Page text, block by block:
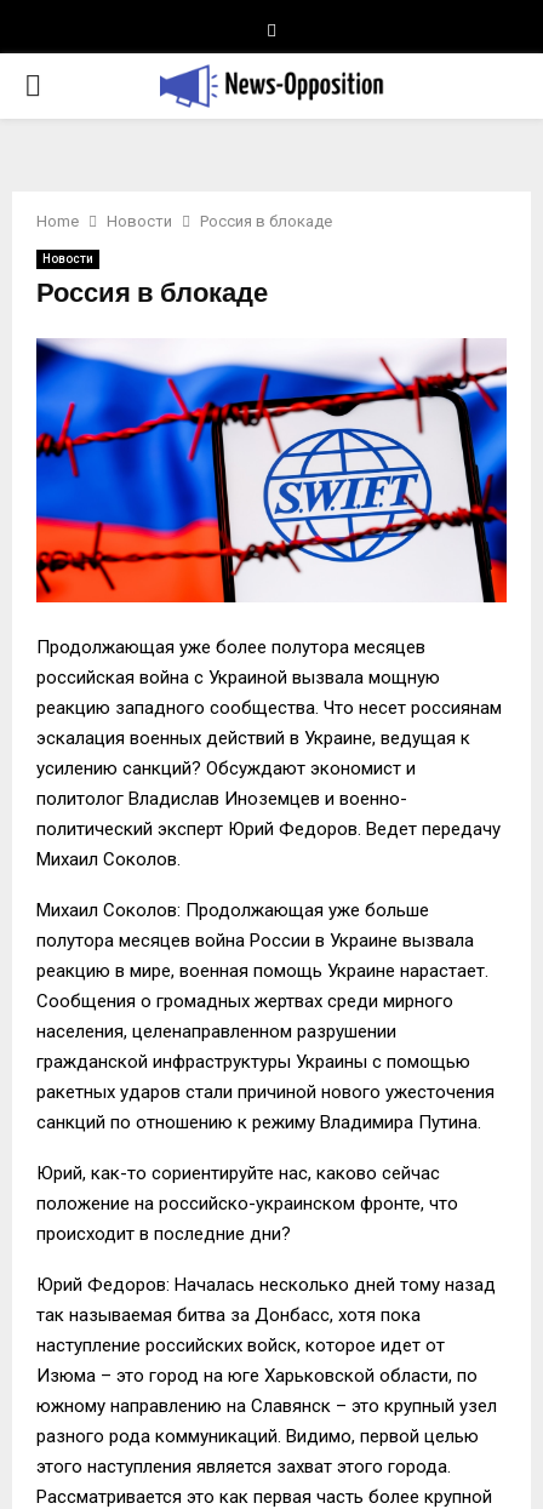
PRIMARY
Home Новости Россия в блокаде
Новости
Россия в блокаде
Продолжающая уже более полутора месяцев
российская война с Украиной вызвала мощную
реакцию западного сообщества. Что несет россиянам
эскалация военных действий в Украине, ведущая к
усилению санкций? Обсуждают экономист и
политолог Владислав Иноземцев и военно-
политический эксперт Юрий Федоров. Ведет передачу
Михаил Соколов.
Михаил Соколов: Продолжающая уже больше
полутора месяцев война России в Украине вызвала
реакцию в мире, военная помощь Украине нарастает.
Сообщения о громадных жертвах среди мирного
населения, целенаправленном разрушении
гражданской инфраструктуры Украины с помощью
ракетных ударов стали причиной нового ужесточения
санкций по отношению к режиму Владимира Путина.
Юрий, как-то сориентируйте нас, каково сейчас
положение на российско-украинском фронте, что
происходит в последние дни?
Юрий Федоров: Началась несколько дней тому назад
так называемая битва за Донбасс, хотя пока
наступление российских войск, которое идет от
Изюма – это город на юге Харьковской области, по
южному направлению на Славянск – это крупный узел
разного рода коммуникаций. Видимо, первой целью
этого наступления является захват этого города.
Рассматривается это как первая часть более крупной